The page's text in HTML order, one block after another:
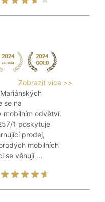
Zobrazit více >>
se na
mobilním odvětví.
1 poskytuje
prodej,
mobilních
se věnují ...